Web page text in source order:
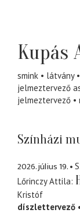
Kupás
smink látvány
jelmeztervező
jelmeztervező
Színházi
2026. július 19.
Lőrinczy Attila
Kristóf
díszlettervező